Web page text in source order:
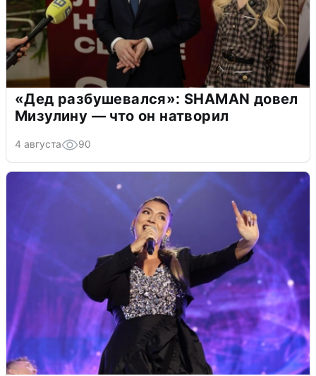
«Дед разбушевался»: SHAMAN довел
Мизулину — что он натворил
4 августа 90